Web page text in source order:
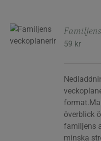
59 kr
överblick
familjens
minska